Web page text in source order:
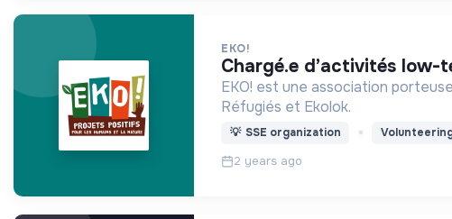
EKO!
chargé.e d’activités
EKO! est une association
Réfugiés et Ekolok.
💡 SSE organization
2 years ago